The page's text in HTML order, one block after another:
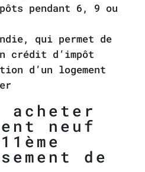
pendant 6, 9 ou
qui permet de
crédit d’impôt
d’un logement
acheter
neuf
de